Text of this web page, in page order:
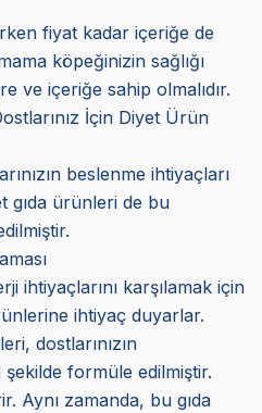
fiyat kadar içeriğe de
köpeğinizin sağlığı
ve içeriğe sahip olmalıdır.
İçin Diyet Ürün
beslenme ihtiyaçları
gıda ürünleri de bu
ihtiyaçlarını karşılamak için
ihtiyaç duyarlar.
dostlarınızın
formüle edilmiştir.
Aynı zamanda, bu gıda